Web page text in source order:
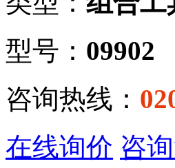
型号： 09902
咨询热线：
在线询价 咨